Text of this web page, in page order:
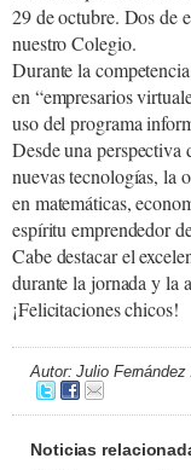
29 de octubre. Dos de
nuestro Colegio.
Durante la
en “empresarios
uso del programa
Desde una
nuevas tecnologías, la
en matemáticas,
espíritu emprendedor
Cabe destacar el
durante la jornada y la
¡Felicitaciones chicos!
Autor: Julio Fernández
Noticias